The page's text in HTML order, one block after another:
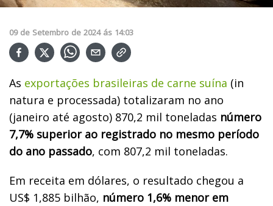
09 de Setembro de 2024 ás 14:03
As exportações brasileiras de carne suína (in
natura e processada) totalizaram no ano
(janeiro até agosto) 870,2 mil toneladas número
7,7% superior ao registrado no mesmo período
do ano passado, com 807,2 mil toneladas.
Em receita em dólares, o resultado chegou a
US$ 1,885 bilhão, número 1,6% menor em